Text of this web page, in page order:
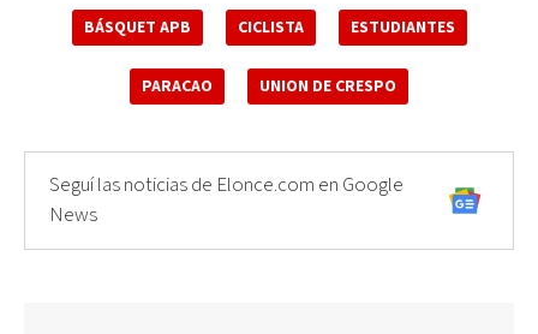
BÁSQUET APB CICLISTA ESTUDIANTES
PARACAO UNION DE CRESPO
Seguí las noticias de Elonce.com en Google
News